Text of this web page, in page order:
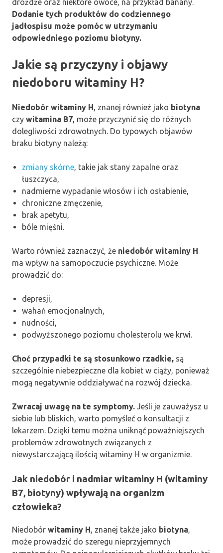
Dodanie tych produktów do codziennego
jadłospisu może pomóc w utrzymaniu
odpowiedniego poziomu biotyny.
Jakie są przyczyny i objawy
niedoboru witaminy H?
Niedobór witaminy H , znanej również jako biotyna
czy witamina B7, może przyczynić się do różnych
dolegliwości zdrowotnych. Do typowych objawów
braku biotyny należą:
zmiany skórne, takie jak stany zapalne oraz
łuszczyca,
nadmierne wypadanie włosów i ich osłabienie,
chroniczne zmęczenie,
brak apetytu,
bóle mięśni.
Warto również zaznaczyć, że niedobór witaminy H
ma wpływ na samopoczucie psychiczne. Może
prowadzić do:
depresji,
wahań emocjonalnych,
nudności,
podwyższonego poziomu cholesterolu we krwi.
Choć przypadki te są stosunkowo rzadkie, są
szczególnie niebezpieczne dla kobiet w ciąży, ponieważ
mogą negatywnie oddziaływać na rozwój dziecka.
Zwracaj uwagę na te symptomy. Jeśli je zauważysz u
siebie lub bliskich, warto pomyśleć o konsultacji z
lekarzem. Dzięki temu można uniknąć poważniejszych
problemów zdrowotnych związanych z
niewystarczającą ilością witaminy H w organizmie.
Jak niedobór i nadmiar witaminy H (witaminy
B7, biotyny) wpływają na organizm
człowieka?
Niedobór witaminy H, znanej także jako biotyna,
może prowadzić do szeregu nieprzyjemnych